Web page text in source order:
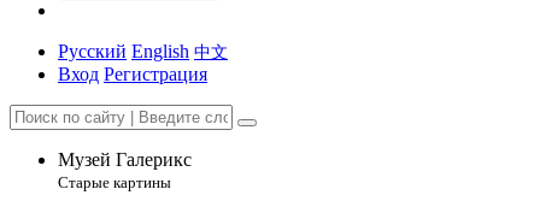
Русский English 中文
Вход Регистрация
Музей Галерикс
Старые картины